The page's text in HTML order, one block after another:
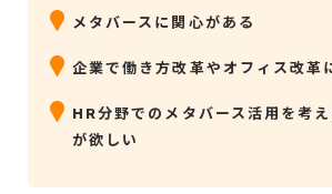
メタバースに関心がある
企業で働き方改革やオフィス改革
HR分野でのメタバース活用を考
が欲しい